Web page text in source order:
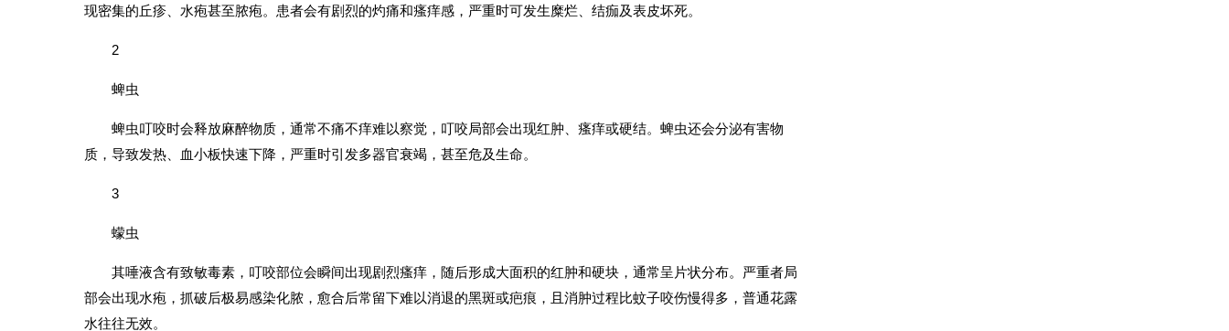
现密集的丘疹、水疱甚至脓疱。患者会有剧烈的灼痛和瘙痒感，严重时可发生糜烂、结痂及表皮坏死。
2
蜱虫
蜱虫叮咬时会释放麻醉物质，通常不痛不痒难以察觉，叮咬局部会出现红肿、瘙痒或硬结。蜱虫还会分泌有害物
质，导致发热、血小板快速下降，严重时引发多器官衰竭，甚至危及生命。
3
蠓虫
其唾液含有致敏毒素，叮咬部位会瞬间出现剧烈瘙痒，随后形成大面积的红肿和硬块，通常呈片状分布。严重者局
部会出现水疱，抓破后极易感染化脓，愈合后常留下难以消退的黑斑或疤痕，且消肿过程比蚊子咬伤慢得多，普通花露
水往往无效。